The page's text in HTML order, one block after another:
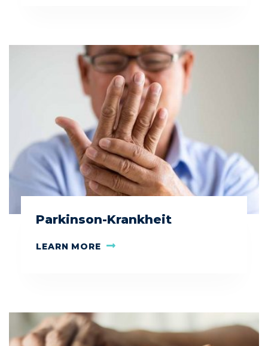
Parkinson-Krankheit
LEARN MORE